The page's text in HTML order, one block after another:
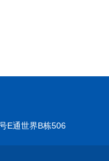
E通世界B栋506